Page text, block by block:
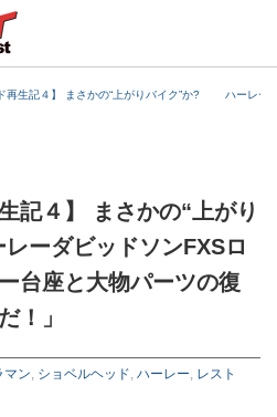
再生記４】 まさかの“上がりバイク”か? ハーレー
記４】 まさかの“上がり
ダビッドソンFXSロ
台座と大物パーツの復
！」
マン ショベルヘッド ハーレー レスト